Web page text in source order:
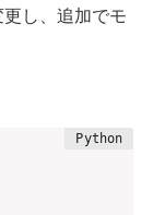
し、追加でモ